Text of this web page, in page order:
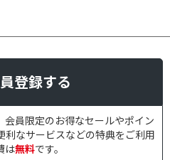
12本
2～3個
登録する
員限定のお得なセールやポイン
利なサービスなどの特典をご利用
は無料です。